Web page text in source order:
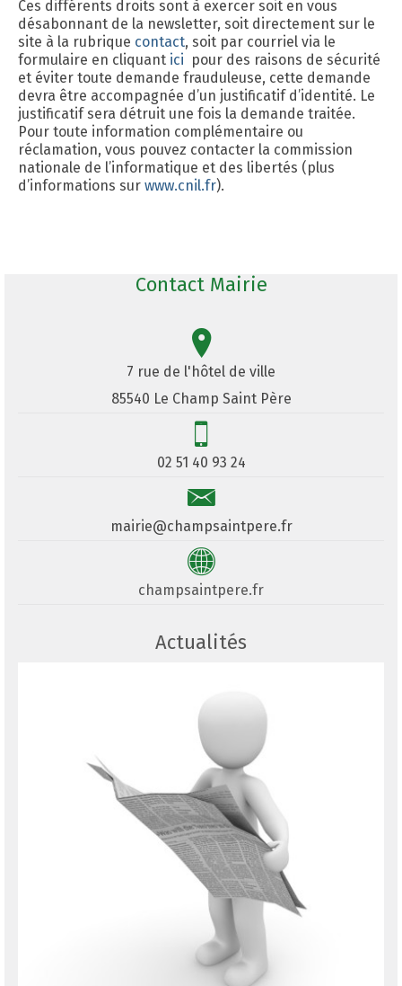
Ces différents droits sont à exercer soit en vous
désabonnant de la newsletter, soit directement sur le
site à la rubrique contact, soit par courriel via le
formulaire en cliquant ici pour des raisons de sécurité
et éviter toute demande frauduleuse, cette demande
devra être accompagnée d’un justificatif d’identité. Le
justificatif sera détruit une fois la demande traitée.
Pour toute information complémentaire ou
réclamation, vous pouvez contacter la commission
nationale de l’informatique et des libertés (plus
d’informations sur www.cnil.fr).
Contact Mairie
7 rue de l'hôtel de ville
85540 Le Champ Saint Père
02 51 40 93 24
mairie@champsaintpere.fr
champsaintpere.fr
Actualités